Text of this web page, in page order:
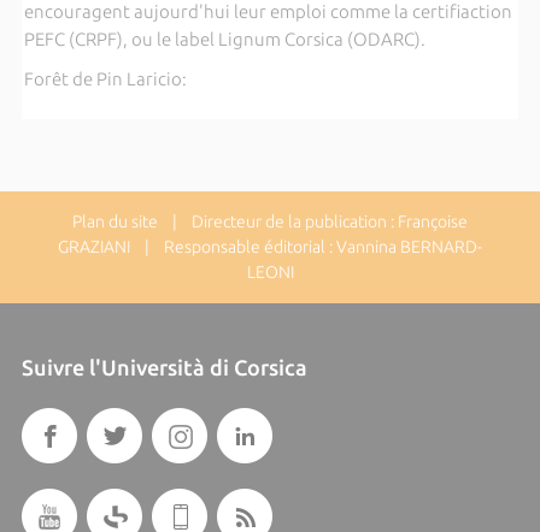
encouragent aujourd'hui leur emploi comme la certifiaction
PEFC (CRPF), ou le label Lignum Corsica (ODARC).
Forêt de Pin Laricio:
Plan du site | Directeur de la publication : Françoise
GRAZIANI | Responsable éditorial : Vannina BERNARD-
LEONI
Suivre l'Università di Corsica